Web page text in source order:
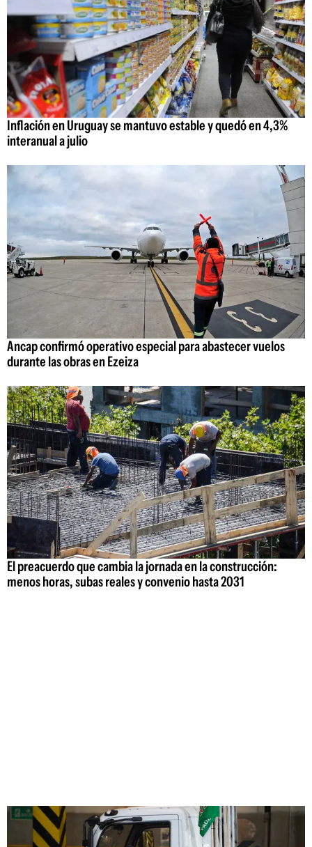
Inflación en Uruguay se mantuvo estable y quedó en 4,3%
interanual a julio
Ancap confirmó operativo especial para abastecer vuelos
durante las obras en Ezeiza
El preacuerdo que cambia la jornada en la construcción:
menos horas, subas reales y convenio hasta 2031